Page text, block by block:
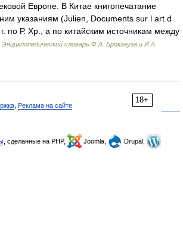
Европе. В Китае книгопечатание
указаниям (Julien, Documents sur l art d
по Р. Хр., а по китайским источникам между
Энциклопедический словарь Ф.А. Брокгауза и И.А.
18+
Реклама на сайте
, сделанные на PHP, Joomla,
Drupal,